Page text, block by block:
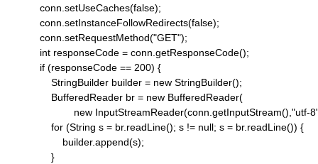
            conn.setUseCaches(false);
            conn.setInstanceFollowRedirects(false);
            conn.setRequestMethod("GET");
            int responseCode = conn.getResponseCode();
            if (responseCode == 200) {
                StringBuilder builder = new StringBuilder();
                BufferedReader br = new BufferedReader(
new InputStreamReader(conn.getInputStream(),"utf-
                for (String s = br.readLine(); s != null; s = br.readLine()) {
                    builder.append(s);
                }